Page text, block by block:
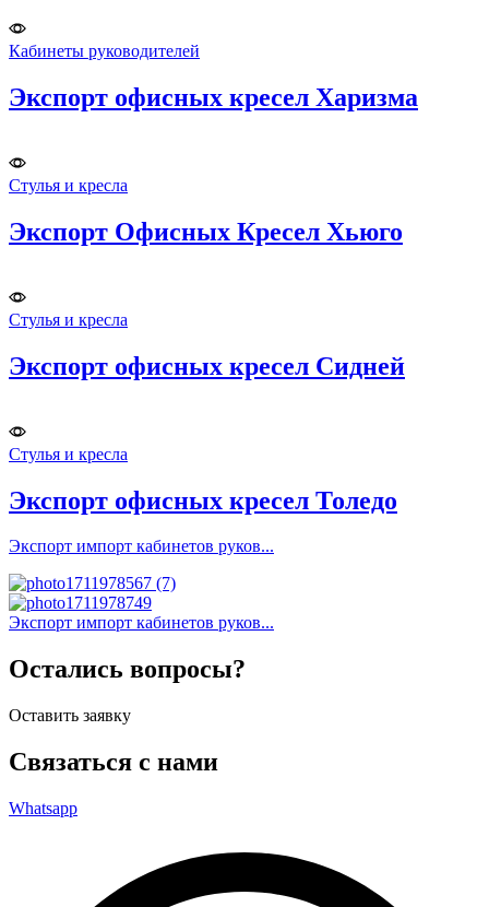
Кабинеты руководителей
Экспорт офисных кресел Харизма
Стулья и кресла
Экспорт Офисных Кресел Хьюго
Стулья и кресла
Экспорт офисных кресел Сидней
Стулья и кресла
Экспорт офисных кресел Толедо
Экспорт импорт кабинетов руков...
Экспорт импорт кабинетов руков...
Остались вопросы?
Оставить заявку
Связаться с нами
Whatsapp